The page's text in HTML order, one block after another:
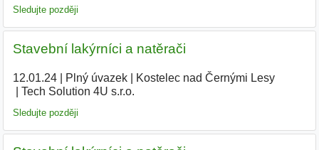
Sledujte později
Stavební lakýrníci a natěrači
12.01.24| Plný úvazek| Kostelec nad Černými Lesy|
Tech Solution 4U s.r.o.
Sledujte později